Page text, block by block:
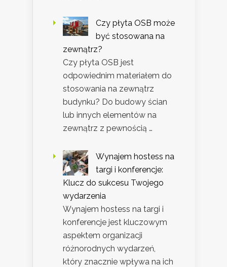
Czy płyta OSB może
być stosowana na
zewnątrz?
Czy płyta OSB jest
odpowiednim materiałem do
stosowania na zewnątrz
budynku? Do budowy ścian
lub innych elementów na
zewnątrz z pewnością …
Wynajem hostess na
targi i konferencje:
Klucz do sukcesu Twojego
wydarzenia
Wynajem hostess na targi i
konferencje jest kluczowym
aspektem organizacji
różnorodnych wydarzeń,
który znacznie wpływa na ich